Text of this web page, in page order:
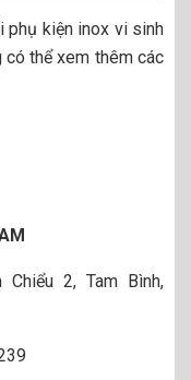
phụ kiện inox vi sinh
có thể xem thêm các
2, Tam Bình,